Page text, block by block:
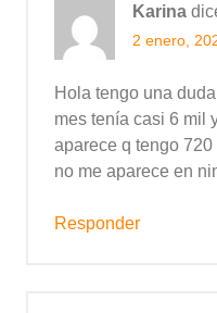
Karina
2 enero,
Hola tengo una
mes tenía casi 6 mil
aparece q tengo
no me aparece en
Responder